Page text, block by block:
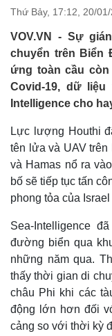
Thứ Bảy, 17:12, 20/
VOV.VN - Sự
chuyển trên Biển
ứng toàn cầu
Covid-19, dữ
Intelligence cho
Lực lượng Houthi
tên lửa và UAV
và Hamas nổ ra
bố sẽ tiếp tục tấn
phong tỏa của
Sea-Intelligence
đường biển qua
những năm qua.
thấy thời gian di
châu Phi khi các
động lớn hơn đối
cảng so với thời kỳ